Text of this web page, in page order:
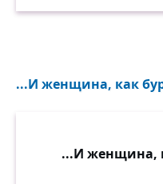
...И женщина, как
...И женщина,